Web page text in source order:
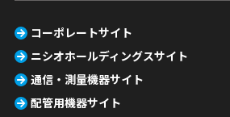
コーポレートサイト
ニシオホールディングスサイト
通信・測量機器サイト
配管用機器サイト